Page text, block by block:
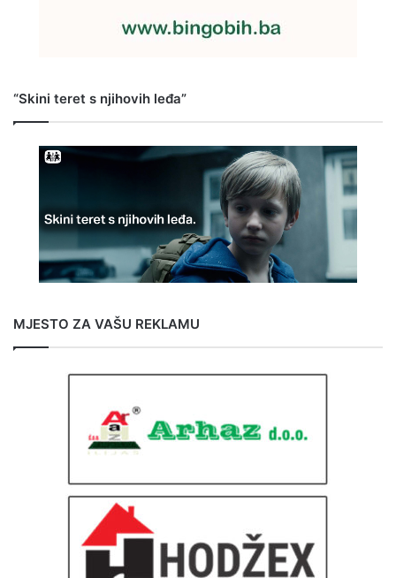
“Skini teret s njihovih leđa”
MJESTO ZA VAŠU REKLAMU